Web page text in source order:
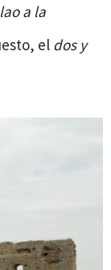
a la
el dos y